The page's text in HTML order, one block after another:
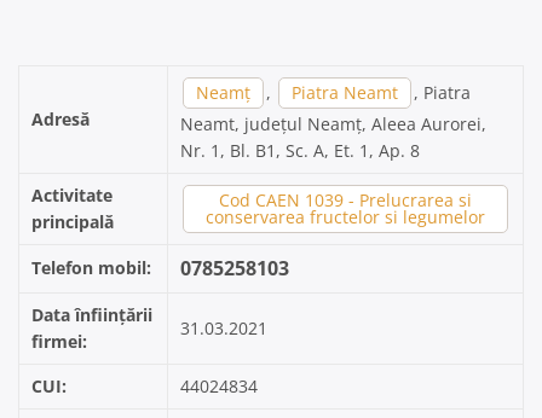
Adresă
Neamț , Piatra Neamt
, Piatra
Neamt, județul Neamț, Aleea Aurorei,
Nr. 1, Bl. B1, Sc. A, Et. 1, Ap. 8
Activitate
principală
Cod CAEN 1039 - Prelucrarea si
conservarea fructelor si legumelor
Telefon mobil: 0785258103
Data înființării
firmei:
31.03.2021
CUI:
44024834